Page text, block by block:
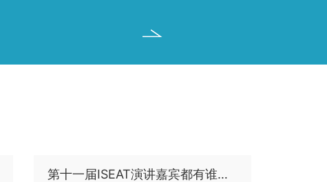
第十一届ISEAT演讲嘉宾都有谁？（第二批）